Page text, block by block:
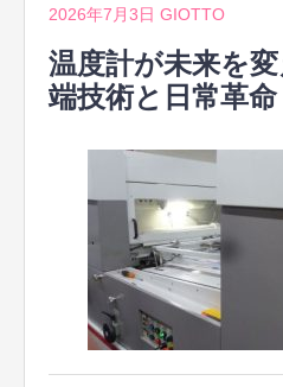
2026年7月3日 GIOTTO
温度計が未来を
端技術と日常革命